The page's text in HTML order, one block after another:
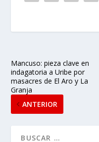
Mancuso: pieza clave en
indagatoria a Uribe por
masacres de El Aro y La
Granja
ANTERIOR